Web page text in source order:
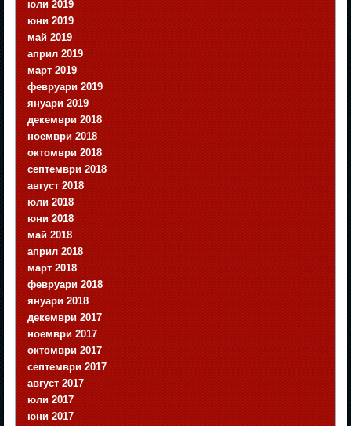
юли 2019
юни 2019
май 2019
април 2019
март 2019
февруари 2019
януари 2019
декември 2018
ноември 2018
октомври 2018
септември 2018
август 2018
юли 2018
юни 2018
май 2018
април 2018
март 2018
февруари 2018
януари 2018
декември 2017
ноември 2017
октомври 2017
септември 2017
август 2017
юли 2017
юни 2017